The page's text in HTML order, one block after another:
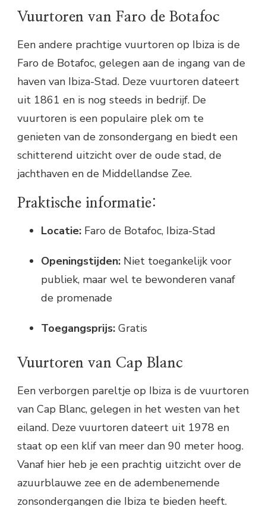
Vuurtoren van Faro de Botafoc
Een andere prachtige vuurtoren op Ibiza is de
Faro de Botafoc, gelegen aan de ingang van de
haven van Ibiza-Stad. Deze vuurtoren dateert
uit 1861 en is nog steeds in bedrijf. De
vuurtoren is een populaire plek om te
genieten van de zonsondergang en biedt een
schitterend uitzicht over de oude stad, de
jachthaven en de Middellandse Zee.
Praktische informatie:
Locatie: Faro de Botafoc, Ibiza-Stad
Openingstijden: Niet toegankelijk voor
publiek, maar wel te bewonderen vanaf
de promenade
Toegangsprijs: Gratis
Vuurtoren van Cap Blanc
Een verborgen pareltje op Ibiza is de vuurtoren
van Cap Blanc, gelegen in het westen van het
eiland. Deze vuurtoren dateert uit 1978 en
staat op een klif van meer dan 90 meter hoog.
Vanaf hier heb je een prachtig uitzicht over de
azuurblauwe zee en de adembenemende
zonsondergangen die Ibiza te bieden heeft.